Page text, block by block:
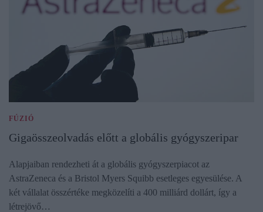
FÚZIÓ
Gigaösszeolvadás előtt a globális gyógyszeripar
Alapjaiban rendezheti át a globális gyógyszerpiacot az
AstraZeneca és a Bristol Myers Squibb esetleges egyesülése. A
két vállalat összértéke megközelíti a 400 milliárd dollárt, így a
létrejövő…